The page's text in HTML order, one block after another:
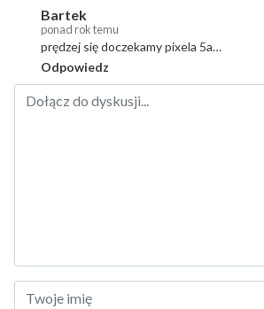
Bartek
ponad rok temu
prędzej się doczekamy pixela 5a…
Odpowiedz